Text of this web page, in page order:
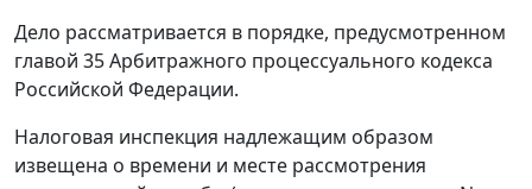
Дело рассматривается в порядке, предусмотренном
главой 35Арбитражного процессуального кодекса
Российской Федерации.
Налоговая инспекция надлежащим образом
извещена о времени и месте рассмотрения